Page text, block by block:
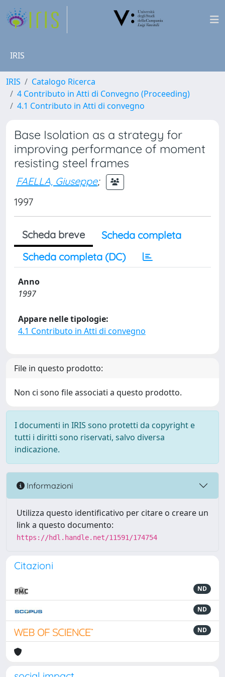
IRIS
IRIS
Catalogo Ricerca
4 Contributo in Atti di Convegno (Proceeding)
4.1 Contributo in Atti di convegno
Base Isolation as a strategy for
improving performance of moment
resisting steel frames
FAELLA, Giuseppe;
1997
Scheda breve
Scheda completa
Scheda completa (DC)
Anno
1997
Appare nelle tipologie:
4.1 Contributo in Atti di convegno
File in questo prodotto:
Non ci sono file associati a questo prodotto.
I documenti in IRIS sono protetti da copyright e
tutti i diritti sono riservati, salvo diversa
indicazione.
Informazioni
Utilizza questo identificativo per citare o creare un
link a questo documento:
https://hdl.handle.net/11591/174754
Citazioni
ND
ND
ND